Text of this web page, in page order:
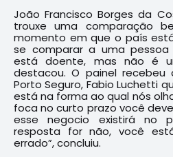
João Francisco Borges da
trouxe uma comparação
momento em que o país
se comparar a uma
está doente, mas não é
destacou. O painel
Porto Seguro, Fabio Luchetti
está na forma ao qual nós
foca no curto prazo você
esse negocio existirá no
resposta for não, você
errado”, concluiu.